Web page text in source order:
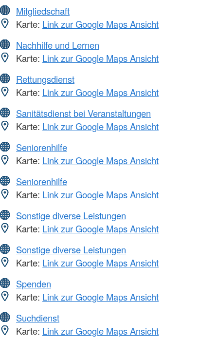
Mitgliedschaft
Karte: Link zur Google Maps Ansicht
Nachhilfe und Lernen
Karte: Link zur Google Maps Ansicht
Rettungsdienst
Karte: Link zur Google Maps Ansicht
Sanitätsdienst bei Veranstaltungen
Karte: Link zur Google Maps Ansicht
Seniorenhilfe
Karte: Link zur Google Maps Ansicht
Seniorenhilfe
Karte: Link zur Google Maps Ansicht
Sonstige diverse Leistungen
Karte: Link zur Google Maps Ansicht
Sonstige diverse Leistungen
Karte: Link zur Google Maps Ansicht
Spenden
Karte: Link zur Google Maps Ansicht
Suchdienst
Karte: Link zur Google Maps Ansicht